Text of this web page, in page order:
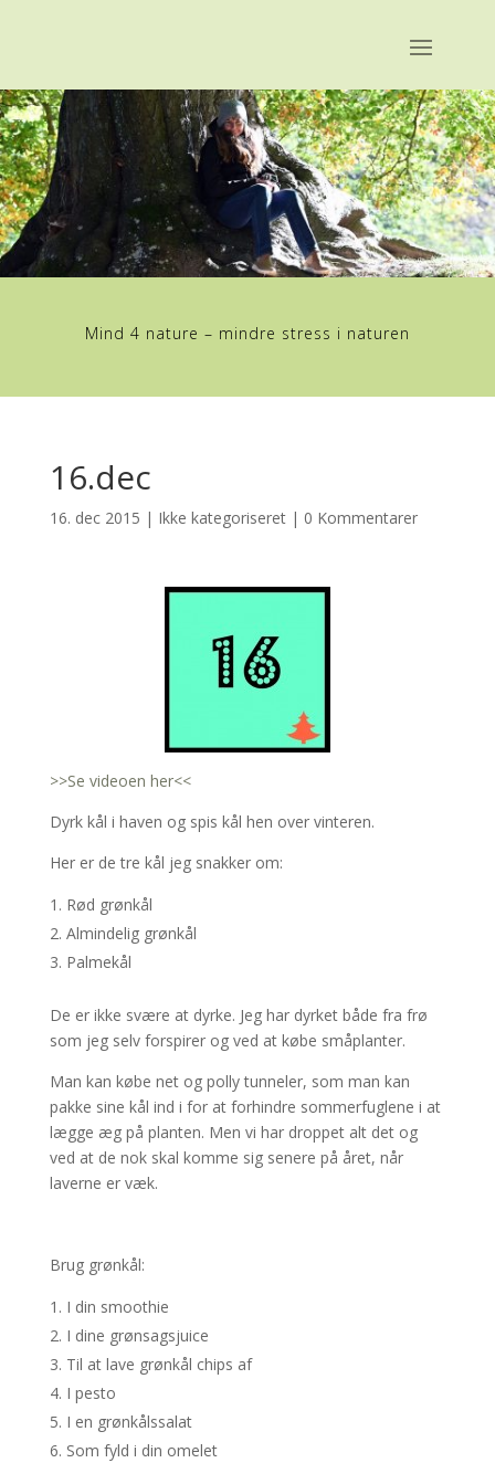
Mind 4 nature – mindre stress i naturen
16.dec
16. dec 2015 | Ikke kategoriseret| 0 Kommentarer
>>Se videoen her<<
Dyrk kål i haven og spis kål hen over vinteren.
Her er de tre kål jeg snakker om:
Rød grønkål
Almindelig grønkål
Palmekål
De er ikke svære at dyrke. Jeg har dyrket både fra frø
som jeg selv forspirer og ved at købe småplanter.
Man kan købe net og polly tunneler, som man kan
pakke sine kål ind i for at forhindre sommerfuglene i at
lægge æg på planten. Men vi har droppet alt det og
ved at de nok skal komme sig senere på året, når
laverne er væk.
Brug grønkål:
I din smoothie
I dine grønsagsjuice
Til at lave grønkål chips af
I pesto
I en grønkålssalat
Som fyld i din omelet